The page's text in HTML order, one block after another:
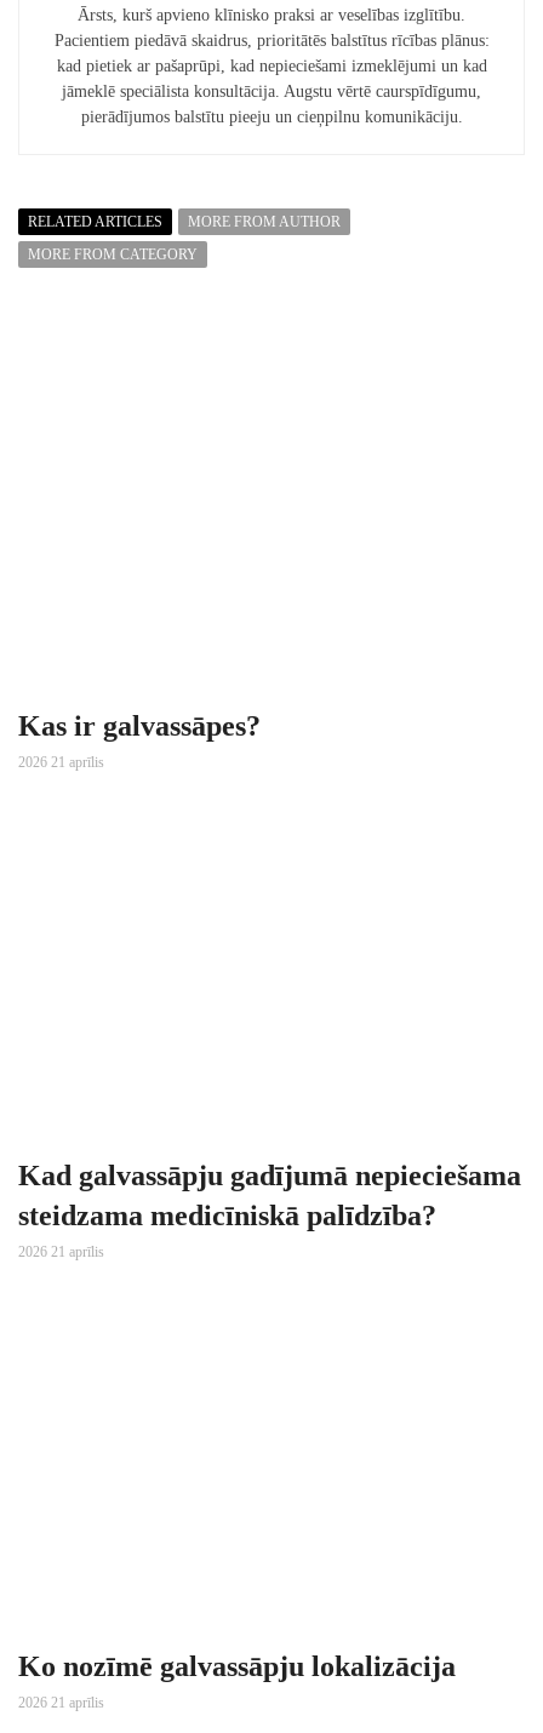
Ārsts, kurš apvieno klīnisko praksi ar veselības izglītību.
Pacientiem piedāvā skaidrus, prioritātēs balstītus rīcības plānus:
kad pietiek ar pašaprūpi, kad nepieciešami izmeklējumi un kad
jāmeklē speciālista konsultācija. Augstu vērtē caurspīdīgumu,
pierādījumos balstītu pieeju un cieņpilnu komunikāciju.
RELATED ARTICLES
MORE FROM AUTHOR
MORE FROM CATEGORY
Kas ir galvassāpes?
2026 21 aprīlis
Kad galvassāpju gadījumā nepieciešama
steidzama medicīniskā palīdzība?
2026 21 aprīlis
Ko nozīmē galvassāpju lokalizācija
2026 21 aprīlis